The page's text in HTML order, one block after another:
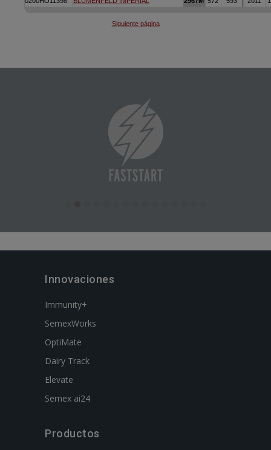
Innovaciones
Immunity+
SemexWorks
OptiMate
Dairy Track
Elevate
Semex ai24
Productos